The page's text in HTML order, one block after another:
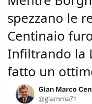
spezzano le
Centinaio
Infiltrando la
fatto un